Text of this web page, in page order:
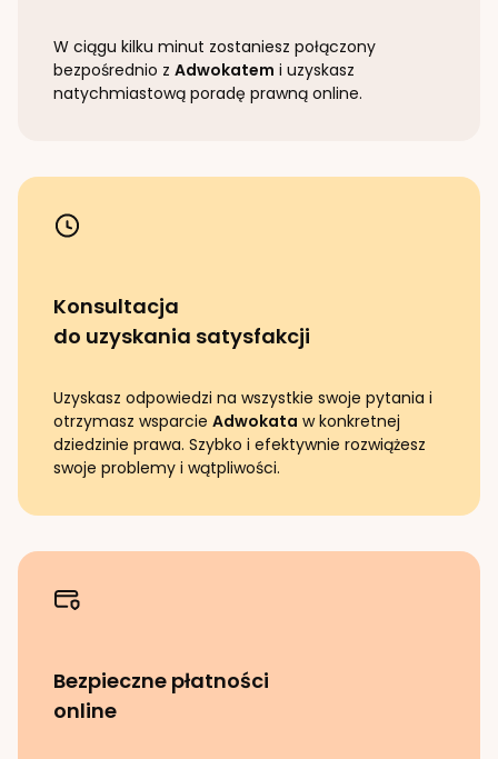
W ciągu kilku minut zostaniesz połączony
bezpośrednio z Adwokatem i uzyskasz
natychmiastową poradę prawną online.
Konsultacja
do uzyskania satysfakcji
Uzyskasz odpowiedzi na wszystkie swoje pytania i
otrzymasz wsparcie Adwokata w konkretnej
dziedzinie prawa. Szybko i efektywnie rozwiążesz
swoje problemy i wątpliwości.
Bezpieczne płatności
online